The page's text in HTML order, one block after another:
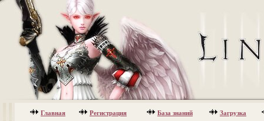
Главная Регистрация База знаний Загрузка